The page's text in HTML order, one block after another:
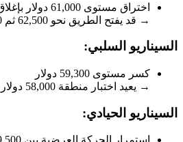
اختراق مستوى 61,000 دولار بإغلاق قوي وحجم تداول مرتفع
→ قد يفتح الطريق نحو 62,500 ثم 63,500 دولار
السيناريو السلبي:
كسر مستوى 59,300 دولار
→ يعيد اختبار منطقة 58,000 دولار مجددًا وربما كسرها
السيناريو الحيادي: